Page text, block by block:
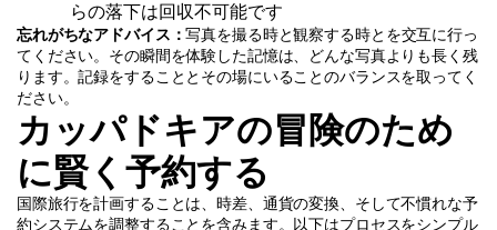
らの落下は回収不可能です
忘れがちなアドバイス：写真を撮る時と観察する時とを交互に行っ
てください。その瞬間を体験した記憶は、どんな写真よりも長く残
ります。記録をすることとその場にいることのバランスを取ってく
ださい。
カッパドキアの冒険のため
に賢く予約する
国際旅行を計画することは、時差、通貨の変換、そして不慣れな予
約システムを調整することを含みます。以下はプロセスをシンプル